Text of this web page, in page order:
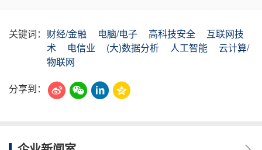
关键词： 财经/金融 电脑/电子 高科技安全
互联网技
术
电信业 (大)数据分析 人工智能
云计算/
物联网
分享到：